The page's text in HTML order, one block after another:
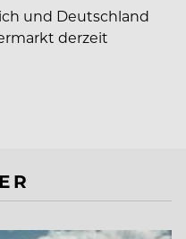
und Deutschland
derzeit